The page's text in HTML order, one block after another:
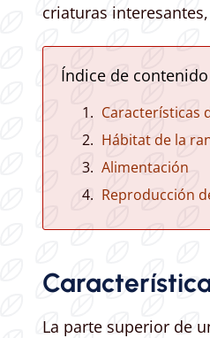
criaturas
Índice de contenido
Características
Hábitat de la
Alimentación
Reproducción
La parte superior de